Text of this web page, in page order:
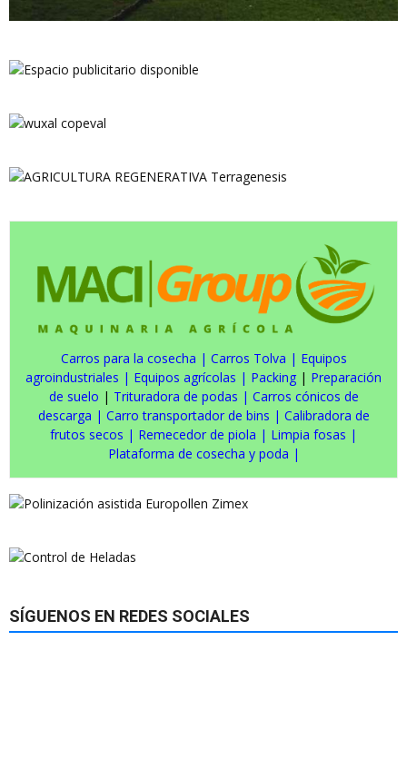
Carros para la cosecha | Carros Tolva | Equipos
agroindustriales | Equipos agrícolas | Packing | Preparación
de suelo | Trituradora de podas | Carros cónicos de
descarga | Carro transportador de bins | Calibradora de
frutos secos | Remecedor de piola | Limpia fosas |
Plataforma de cosecha y poda |
SÍGUENOS EN REDES SOCIALES